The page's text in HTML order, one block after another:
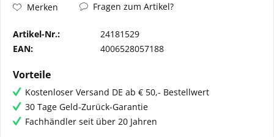
Merken Fragen zum Artikel?
Artikel-Nr.:
24181529
EAN:
4006528057188
Vorteile
Kostenloser Versand DE ab € 50,- Bestellwert
30 Tage Geld-Zurück-Garantie
Fachhändler seit über 20 Jahren